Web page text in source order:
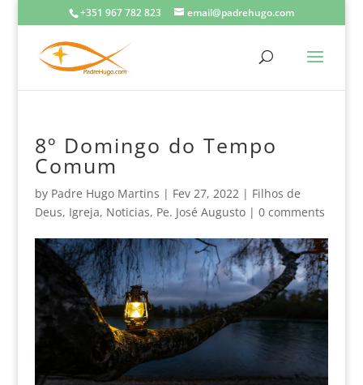
+351 967 782 823 email@padrehugo.com
8º Domingo do Tempo
Comum
by Padre Hugo Martins | Fev 27, 2022| Filhos de
Deus, Igreja, Noticias, Pe. José Augusto| 0 comments